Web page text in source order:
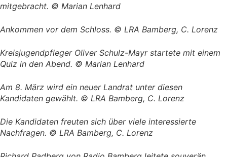
mitgebracht. © Marian Lenhard
Ankommen vor dem Schloss. © LRA Bamberg, C. Lorenz
Kreisjugendpfleger Oliver Schulz-Mayr startete mit einem
Quiz in den Abend. © Marian Lenhard
Am 8. März wird ein neuer Landrat unter diesen
Kandidaten gewählt. © LRA Bamberg, C. Lorenz
Die Kandidaten freuten sich über viele interessierte
Nachfragen. © LRA Bamberg, C. Lorenz